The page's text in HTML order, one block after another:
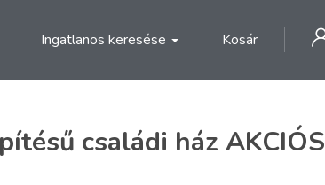
Ingatlanos keresése Kosár
családi ház AKCIÓS